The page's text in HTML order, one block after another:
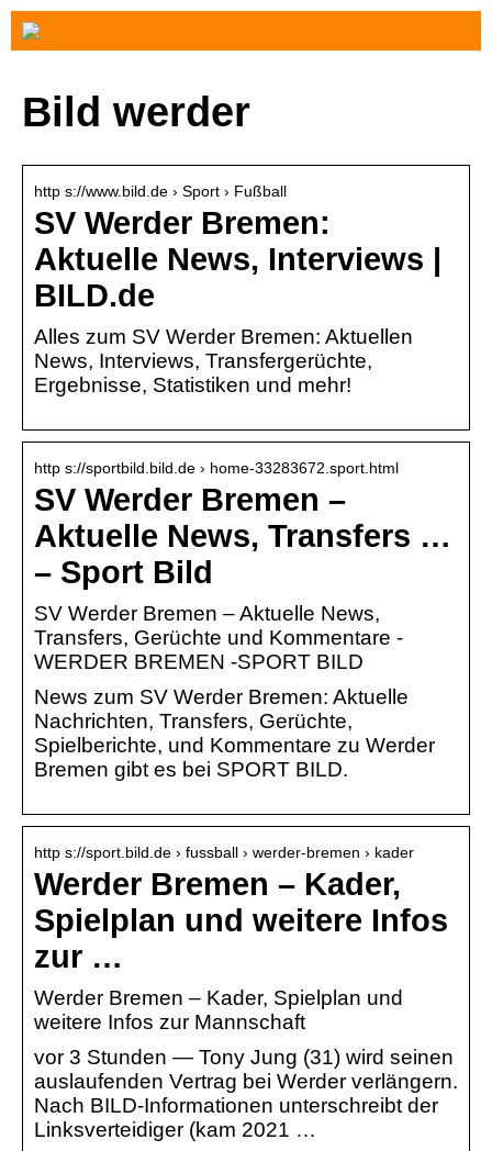
Bild werder
http s://www.bild.de › Sport › Fußball
SV Werder Bremen:
Aktuelle News, Interviews |
BILD.de
Alles zum SV Werder Bremen: Aktuellen
News, Interviews, Transfergerüchte,
Ergebnisse, Statistiken und mehr!
http s://sportbild.bild.de › home-33283672.sport.html
SV Werder Bremen –
Aktuelle News, Transfers …
– Sport Bild
SV Werder Bremen – Aktuelle News,
Transfers, Gerüchte und Kommentare -
WERDER BREMEN -SPORT BILD
News zum SV Werder Bremen: Aktuelle
Nachrichten, Transfers, Gerüchte,
Spielberichte, und Kommentare zu Werder
Bremen gibt es bei SPORT BILD.
http s://sport.bild.de › fussball › werder-bremen › kader
Werder Bremen – Kader,
Spielplan und weitere Infos
zur …
Werder Bremen – Kader, Spielplan und
weitere Infos zur Mannschaft
vor 3 Stunden — Tony Jung (31) wird seinen
auslaufenden Vertrag bei Werder verlängern.
Nach BILD-Informationen unterschreibt der
Linksverteidiger (kam 2021 …